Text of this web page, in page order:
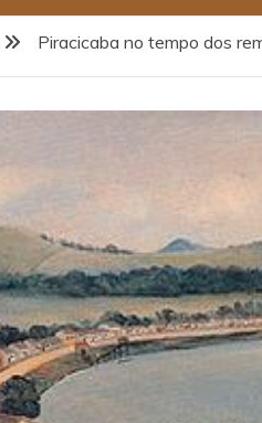
Piracicaba no tempo dos